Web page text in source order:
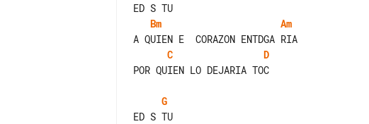
Bm
Am
C
D
POR QUIEN LO DEJARIA TOC
G